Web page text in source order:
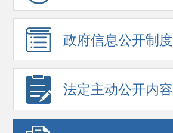
政府信息公开制度
法定主动公开内容